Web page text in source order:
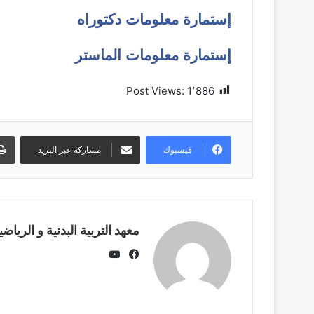
إستمارة معلومات دكتوراه
إستمارة معلومات الماستر
Post Views: 1٬886
فيسبوك مشاركة عبر البريد
معهد التربية البدنية و